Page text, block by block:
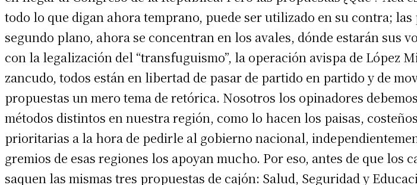
todo lo que digan ahora temprano, puede ser utilizado en su contra;
segundo plano, ahora se concentran en los avales, dónde estarán sus
con la legalización del “transfuguismo”, la operación avispa de López
zancudo, todos están en libertad de pasar de partido en partido y de
propuestas un mero tema de retórica. Nosotros los opinadores
métodos distintos en nuestra región, como lo hacen los paisas,
prioritarias a la hora de pedirle al gobierno nacional,
gremios de esas regiones los apoyan mucho. Por eso, antes de que los
saquen las mismas tres propuestas de cajón: Salud, Seguridad y